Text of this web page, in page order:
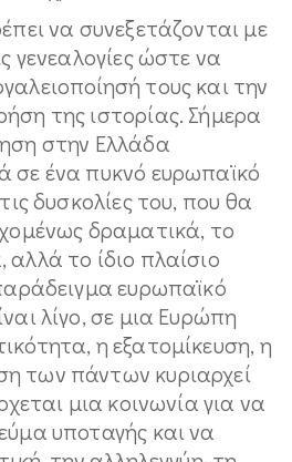
να συνεξετάζονται με
γενεαλογίες ώστε να
τους και την
της ιστορίας. Σήμερα
στην Ελλάδα
σε ένα πυκνό ευρωπαϊκό
δυσκολίες του, που θα
δραματικά, το
το ίδιο πλαίσιο
ευρωπαϊκό
λίγο, σε μια Ευρώπη
η εξατομίκευση, η
των πάντων κυριαρχεί
μια κοινωνία για να
υποταγής και να